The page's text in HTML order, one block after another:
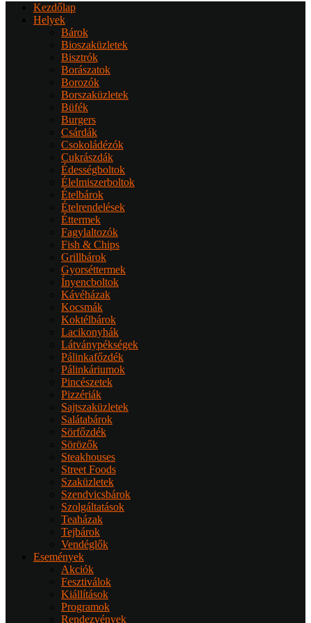
Kezdőlap
Helyek
Bárok
Bioszaküzletek
Bisztrók
Borászatok
Borozók
Borszaküzletek
Büfék
Burgers
Csárdák
Csokoládézók
Cukrászdák
Édességboltok
Élelmiszerboltok
Ételbárok
Ételrendelések
Éttermek
Fagylaltozók
Fish & Chips
Grillbárok
Gyorséttermek
Ínyencboltok
Kávéházak
Kocsmák
Koktélbárok
Lacikonyhák
Látványpékségek
Pálinkafőzdék
Pálinkáriumok
Pincészetek
Pizzériák
Sajtszaküzletek
Salátabárok
Sörfőzdék
Sörözők
Steakhouses
Street Foods
Szaküzletek
Szendvicsbárok
Szolgáltatások
Teaházak
Tejbárok
Vendéglők
Események
Akciók
Fesztiválok
Kiállítások
Programok
Rendezvények